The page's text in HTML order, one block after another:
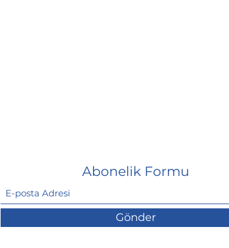
Abonelik Formu
Gönder